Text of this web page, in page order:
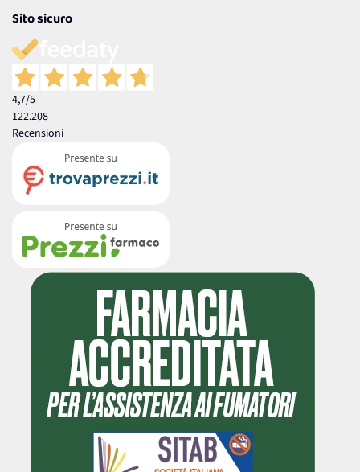
Sito sicuro
4,7/5
122.208
Recensioni